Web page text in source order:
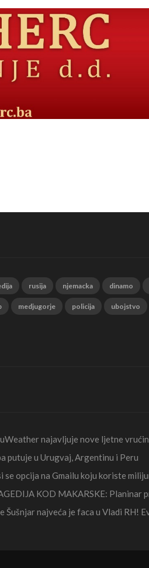
rusija njemacka dinamo
medjugorje policija ubojstvo
najavljuje nove ljetne
putuje u Urugvaj, Argentinu i Peru
se opcija na Gmailu koju koriste
KOD MAKARSKE: Planinar
Šušnjar najveća je faca u Vladi RH!